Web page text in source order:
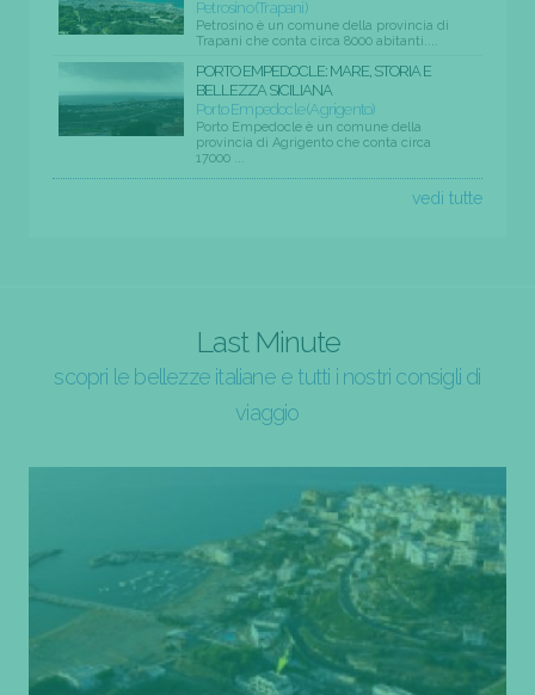
Petrosino (Trapani)
Petrosino è un comune della provincia di
Trapani che conta circa 8000 abitanti....
PORTO EMPEDOCLE: MARE, STORIA E
BELLEZZA SICILIANA
Porto Empedocle (Agrigento)
Porto Empedocle è un comune della
provincia di Agrigento che conta circa
17000 ...
vedi tutte
Last Minute
scopri le bellezze italiane e tutti i nostri consigli di
viaggio